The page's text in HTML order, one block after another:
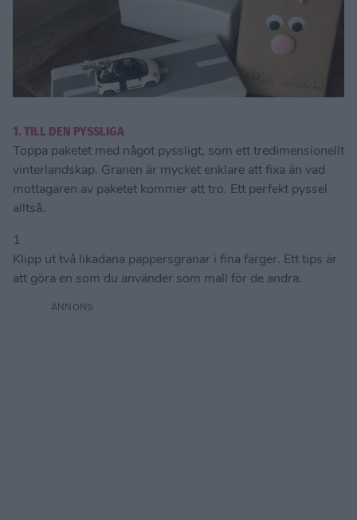
1. TILL DEN PYSSLIGA
Toppa paketet med något pyssligt, som ett tredimensionellt
vinterlandskap. Granen är mycket enklare att fixa än vad
mottagaren av paketet kommer att tro. Ett perfekt pyssel
alltså.
1
Klipp ut två likadana pappersgranar i fina färger. Ett tips är
att göra en som du använder som mall för de andra.